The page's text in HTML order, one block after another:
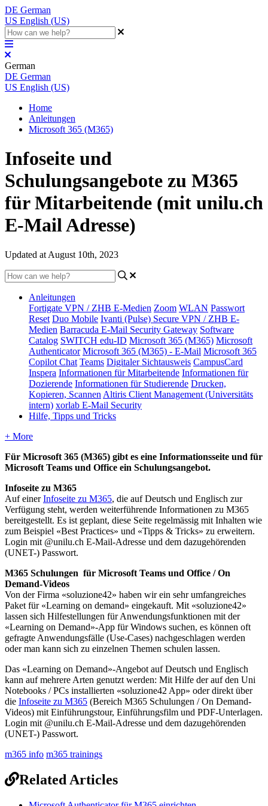
DE German
US English (US)
German
DE German
US English (US)
Home
Anleitungen
Microsoft 365 (M365)
Infoseite und
Schulungsangebote zu M365
für Mitarbeitende (mit unilu.ch
E-Mail Adresse)
Updated at August 10th, 2023
Anleitungen
Fortigate VPN / ZHB E-Medien Zoom WLAN Passwort
Reset Duo Mobile Ivanti (Pulse) Secure VPN / ZHB E-
Medien Barracuda E-Mail Security Gateway Software
Catalog SWITCH edu-ID Microsoft 365 (M365) Microsoft
Authenticator Microsoft 365 (M365) - E-Mail Microsoft 365
Copilot Chat Teams Digitaler Sichtausweis CampusCard
Inspera Informationen für Mitarbeitende Informationen für
Dozierende Informationen für Studierende Drucken,
Kopieren, Scannen Altiris Client Management (Universitäts
intern) xorlab E-Mail Security
Hilfe, Tipps und Tricks
+ More
Für Microsoft 365 (M365) gibt es eine Informationsseite und für
Microsoft Teams und Office ein Schulungsangebot.
Infoseite zu M365
Auf einerInfoseite zu M365, die auf Deutsch und Englisch zur
Verfügung steht, werden weiterführende Informationen zu M365
bereitgestellt. Es ist geplant, diese Seite regelmässig mit Inhalten wie
zum Beispiel «Best Practices» und «Tipps & Tricks» zu erweitern.
Login mit @unilu.ch E-Mail-Adresse und dem dazugehörenden
(UNET-) Passwort.
M365 Schulungen für Microsoft Teams und Office / On
Demand-Videos
Von der Firma «soluzione42» haben wir ein sehr umfangreiches
Paket für «Learning on demand» eingekauft. Mit «soluzione42»
lassen sich Hilfestellungen für Anwendungsfunktionen mit der
«Learning on Demand»-App für Windows suchen, es können oft
gefragte Anwendungsfälle (Use-Cases) nachgeschlagen werden
oder man kann sich zu einzelnen Themen schulen lassen.
Das «Learning on Demand»-Angebot auf Deutsch und Englisch
kann auf mehrere Arten genutzt werden: Mit Hilfe der auf den Uni
Notebooks / PCs installierten «soluzione42 App» oder direkt über
die Infoseite zu M365 (Bereich M365 Schulungen / On Demand-
Videos) mit Einführungstour, Einführungsfilm und PDF-Unterlagen.
Login mit @unilu.ch E-Mail-Adresse und dem dazugehörenden
(UNET-) Passwort.
m365 info m365 trainings
Related Articles